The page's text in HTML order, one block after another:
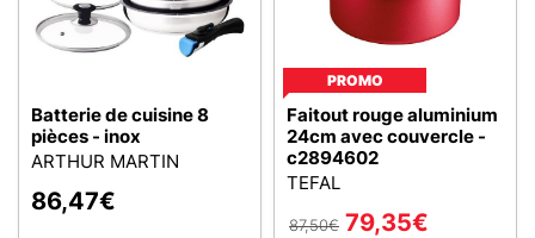
Batterie de cuisine 8
pièces - inox
ARTHUR MARTIN
86,47€
PROMO
Faitout rouge aluminium
24cm avec couvercle -
c2894602
TEFAL
87,50€ 79,35€